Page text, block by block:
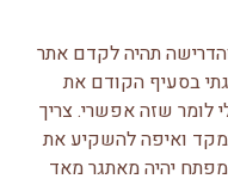
תהיה לקדם אתר
בסעיף הקודם את
לומר שזה אפשרי. צריך
ואיפה להשקיע את
מפתח יהיה מאתגר מאד